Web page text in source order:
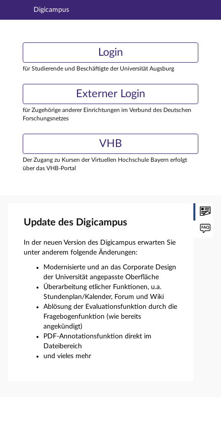
Hauptnavigation
Externer Login
Digicampus
Login
für Studierende und Beschäftigte der Universität Augsburg
Externer Login
für Zugehörige anderer Einrichtungen im Verbund des Deutschen
Forschungsnetzes
VHB
Der Zugang zu Kursen der Virtuellen Hochschule Bayern erfolgt
über das VHB-Portal
Update des Digicampus
In der neuen Version des Digicampus erwarten Sie
unter anderem folgende Änderungen:
Modernisierte und an das Corporate Design
der Universität angepasste Oberfläche
Überarbeitung etlicher Funktionen, u.a.
Stundenplan/Kalender, Forum und Wiki
Ablösung der Evaluationsfunktion durch die
Fragebogenfunktion (wie bereits
angekündigt)
PDF-Annotationsfunktion direkt im
Dateibereich
und vieles mehr